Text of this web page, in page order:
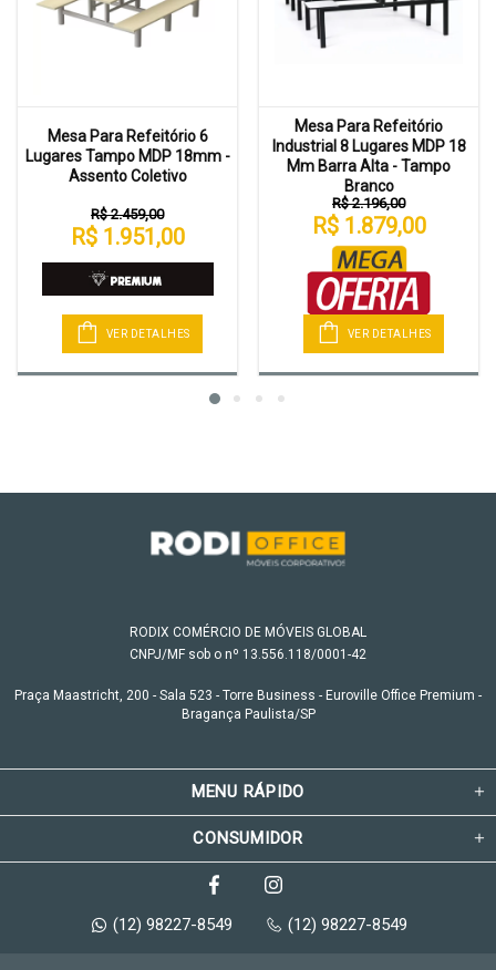
Mesa Para Refeitório 6
Lugares Tampo MDP 18mm -
Assento Coletivo
R$ 2.459,00
R$ 1.951,00
VER DETALHES
Mesa Para Refeitório
Industrial 8 Lugares MDP 18
Mm Barra Alta - Tampo
Branco
R$ 2.196,00
R$ 1.879,00
VER DETALHES
RODIX COMÉRCIO DE MÓVEIS GLOBAL
CNPJ/MF sob o nº 13.556.118/0001-42
Praça Maastricht, 200 - Sala 523 - Torre Business - Euroville Office Premium -
Bragança Paulista/SP
MENU RÁPIDO
CONSUMIDOR
(12) 98227-8549 (12) 98227-8549